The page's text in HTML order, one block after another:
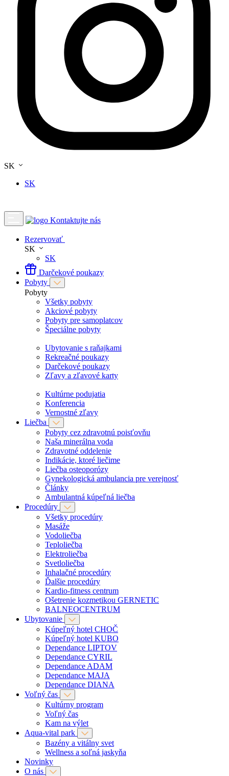
SK
SK
Kontaktujte nás
Rezervovať
SK
SK
Darčekové poukazy
Pobyty
Pobyty
Všetky pobyty
Akciové pobyty
Pobyty pre samoplatcov
Špeciálne pobyty
Ubytovanie s raňajkami
Rekreačné poukazy
Darčekové poukazy
Zľavy a zľavové karty
Kultúrne podujatia
Konferencia
Vernostné zľavy
Liečba
Pobyty cez zdravotnú poisťovňu
Naša minerálna voda
Zdravotné oddelenie
Indikácie, ktoré liečime
Liečba osteoporózy
Gynekologická ambulancia pre verejnosť
Články
Ambulantná kúpeľná liečba
Procedúry
Všetky procedúry
Masáže
Vodoliečba
Teploliečba
Elektroliečba
Svetloliečba
Inhalačné procedúry
Ďalšie procedúry
Kardio-fitness centrum
Ošetrenie kozmetikou GERNETIC
BALNEOCENTRUM
Ubytovanie
Kúpeľný hotel CHOČ
Kúpeľný hotel KUBO
Dependance LIPTOV
Dependance CYRIL
Dependance ADAM
Dependance MAJA
Dependance DIANA
Voľný čas
Kultúrny program
Voľný čas
Kam na výlet
Aqua-vital park
Bazény a vitálny svet
Wellness a soľná jaskyňa
Novinky
O nás